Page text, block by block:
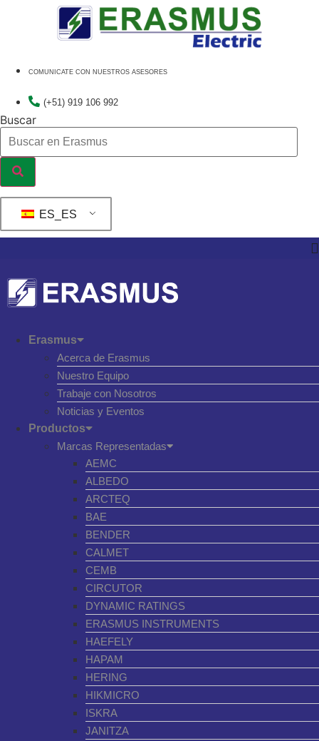
COMUNICATE CON NUESTROS ASESORES
(+51) 919 106 992
Buscar
ES_ES
Erasmus
Acerca de Erasmus
Nuestro Equipo
Trabaje con Nosotros
Noticias y Eventos
Productos
Marcas Representadas
AEMC
ALBEDO
ARCTEQ
BAE
BENDER
CALMET
CEMB
CIRCUTOR
DYNAMIC RATINGS
ERASMUS INSTRUMENTS
HAEFELY
HAPAM
HERING
HIKMICRO
ISKRA
JANITZA